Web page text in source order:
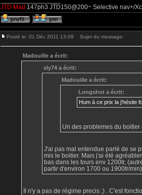
JTD Mad 147ph3 JTD150@200~ Selective nav+/
Posté le: 01 Déc 2011 13:09 Sujet du message:
Madouille a écrit:
sly74 a écrit:
Madouille a écrit:
Longshot a écrit:
Hum à ce prix la j'hésite
Un des problemes du
J'ai pas mal entendue parlé de se
mis le boitier. Mais j'ai été
bas dans les tours env 1200tr,
partir d'environ 1700 ou 1900tr/
Il n'y a pas de régime precis ;) . C'est